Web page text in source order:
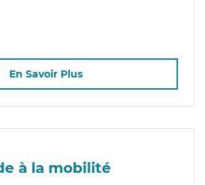
En Savoir Plus
à la mobilité